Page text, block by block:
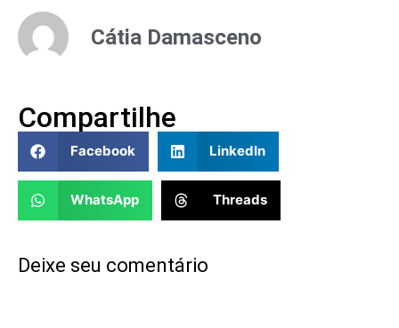
Cátia Damasceno
Compartilhe
Facebook LinkedIn
WhatsApp Threads
Deixe seu comentário